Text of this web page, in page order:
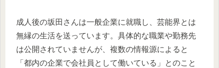
成人後の坂田さんは一般企業に就職し、芸能界とは
無縁の生活を送っています。具体的な職業や勤務先
は公開されていませんが、複数の情報源によると
「都内の企業で会社員として働いている」とのこと